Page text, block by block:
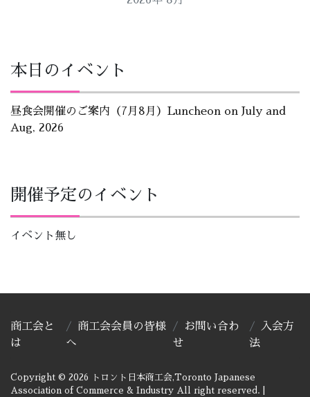
本日のイベント
昼食会開催のご案内（7月8月）Luncheon on July and
Aug, 2026
開催予定のイベント
イベント無し
Copyright © 2026 トロント日本商工会,Toronto Japanese
Association of Commerce & Industry All right reserved.
商工会と
は
商工会会員の皆様
へ
お問い合わ
せ
入会方
法